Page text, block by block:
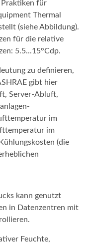
Praktiken für
Thermal
(siehe Abbildung).
für die relative
5.5...15°Cdp.
zu definieren,
gibt hier
Server-Abluft,
im
im
(die
kann genutzt
in Datenzentren mit
Feuchte,